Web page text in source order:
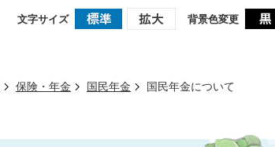
文字サイズ 背景色変更
保険・年金 国民年金 国民年金について